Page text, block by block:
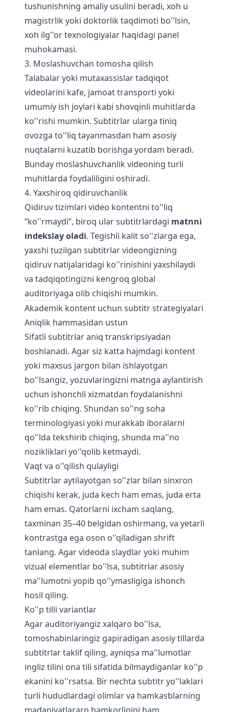
tushunishning amaliy usulini beradi, xoh u
magistrlik yoki doktorlik taqdimoti bo''lsin,
xoh ilg''or texnologiyalar haqidagi panel
muhokamasi.
3. Moslashuvchan tomosha qilish
Talabalar yoki mutaxassislar tadqiqot
videolarini kafe, jamoat transporti yoki
umumiy ish joylari kabi shovqinli muhitlarda
ko''rishi mumkin. Subtitrlar ularga tiniq
ovozga to''liq tayanmasdan ham asosiy
nuqtalarni kuzatib borishga yordam beradi.
Bunday moslashuvchanlik videoning turli
muhitlarda foydaliligini oshiradi.
4. Yaxshiroq qidiruvchanlik
Qidiruv tizimlari video kontentni to''liq
“ko''rmaydi”, biroq ular subtitrlardagi matnni
indekslay oladi. Tegishli kalit so''zlarga ega,
yaxshi tuzilgan subtitrlar videongizning
qidiruv natijalaridagi ko''rinishini yaxshilaydi
va tadqiqotingizni kengroq global
auditoriyaga olib chiqishi mumkin.
Akademik kontent uchun subtitr strategiyalari
Aniqlik hammasidan ustun
Sifatli subtitrlar aniq transkripsiyadan
boshlanadi. Agar siz katta hajmdagi kontent
yoki maxsus jargon bilan ishlayotgan
bo''lsangiz, yozuvlaringizni matnga aylantirish
uchun ishonchli xizmatdan foydalanishni
ko''rib chiqing. Shundan so''ng soha
terminologiyasi yoki murakkab iboralarni
qo''lda tekshirib chiqing, shunda ma''no
nozikliklari yo''qolib ketmaydi.
Vaqt va o''qilish qulayligi
Subtitrlar aytilayotgan so''zlar bilan sinxron
chiqishi kerak, juda kech ham emas, juda erta
ham emas. Qatorlarni ixcham saqlang,
taxminan 35–40 belgidan oshirmang, va yetarli
kontrastga ega oson o''qiladigan shrift
tanlang. Agar videoda slaydlar yoki muhim
vizual elementlar bo''lsa, subtitrlar asosiy
ma''lumotni yopib qo''ymasligiga ishonch
hosil qiling.
Ko''p tilli variantlar
Agar auditoriyangiz xalqaro bo''lsa,
tomoshabinlaringiz gapiradigan asosiy tillarda
subtitrlar taklif qiling, ayniqsa ma''lumotlar
ingliz tilini ona tili sifatida bilmaydiganlar ko''p
ekanini ko''rsatsa. Bir nechta subtitr yo''laklari
turli hududlardagi olimlar va hamkasblarning